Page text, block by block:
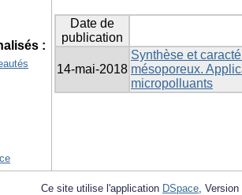
:
Date de
publication
14-mai-2018
Synthèse et
mésoporeux.
micropolluants
Ce site utilise l'application DSpace,